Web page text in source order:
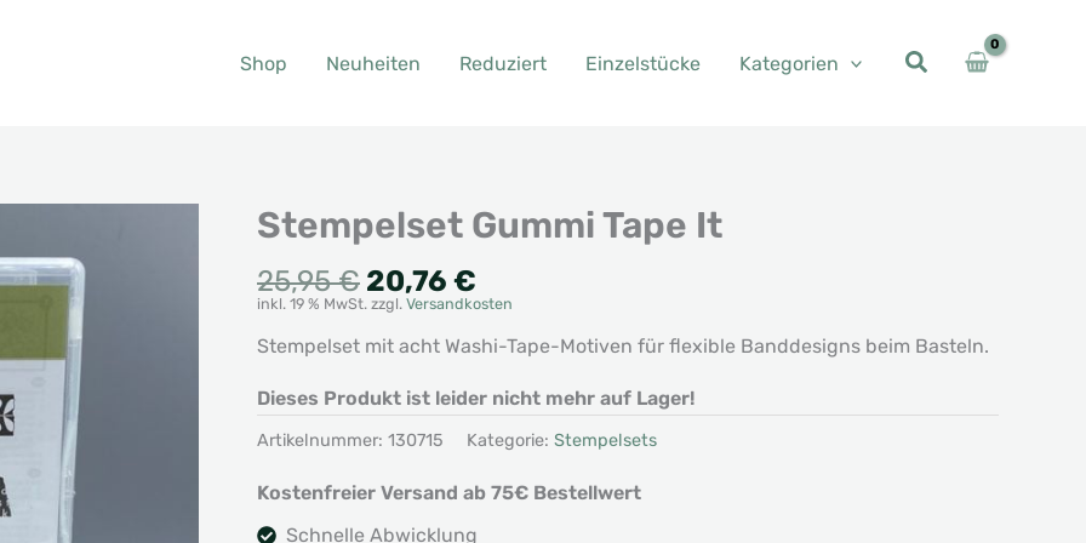
Shop Neuheiten Reduziert Einzelstücke Kategorien
Stempelset Gummi Tape It
25,95€ Ursprünglicher
Preis
war:
20,76 €
Preis
ist:
inkl. 19 % MwSt. zzgl. Versandkosten
Stempelset mit acht Washi-Tape-Motiven für flexible Banddesigns beim Basteln.
Dieses Produkt ist leider nicht mehr auf Lager!
Artikelnummer: 130715 Kategorie: Stempelsets
Kostenfreier Versand ab 75€ Bestellwert
Schnelle Abwicklung